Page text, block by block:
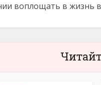
воплощать в жизнь